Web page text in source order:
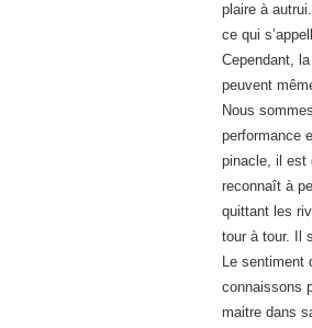
plaire à
ce qui
Cependant,
peuvent
Nous
performance
pinacle, il est
reconnaît à
quittant les
tour à tour. Il
Le sentiment
connaissons
maitre dans